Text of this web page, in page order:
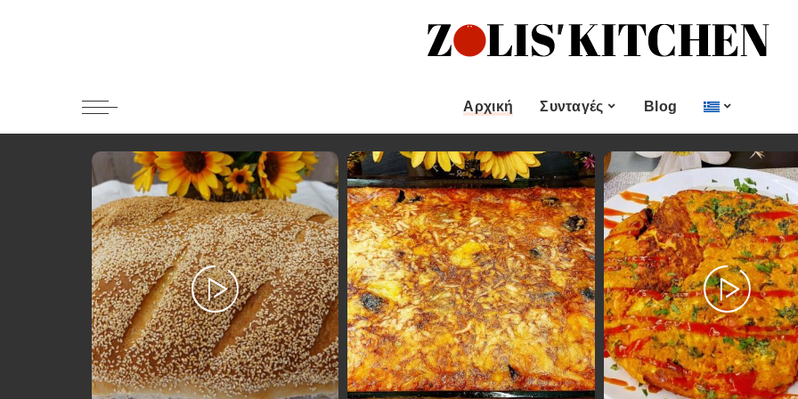
Αρχική Συνταγές
Κατηγορίες
Ορεκτικα & μεζεδες
Ψωμι
Κουλούρια και
Μπισκότα
Γλυκό και Επιδόρπιο
Ποτά και Χυμοί
Ψάρι και Θαλασσινά
Σάλτσες και Αλοιφές
Εποχιακές Συνταγές
Χριστουγεννιάτικες
Συνταγές
Πασχαλινές Συνταγές
Νηστίσιμες Συνταγές
Συνταγές για Αγίου
Βαλεντίνου
Blog
Γλυκό και Επιδόρπιο
Ποτά και Χυμοί
Ψάρι και Θαλασσινά
Σάλτσες και Αλοιφές
Κυρίως πιάτο
Κρέας
Ζυμαρικά
Πίτες και Ζύμες
Σαλάτες
Σνακ
Εποχιακές Συνταγές
Συνταγές για Αγίου
Βαλεντίνου